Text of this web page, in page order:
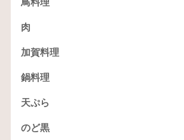
鳥料理
肉
加賀料理
鍋料理
天ぷら
のど黒